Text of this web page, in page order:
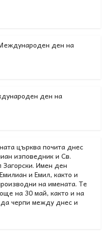
ден на
ден на
църква почита днес
изповедник и Св.
Имен ден
и Емил, както и
на имената. Те
на 30 май, както и на
черпи между днес и